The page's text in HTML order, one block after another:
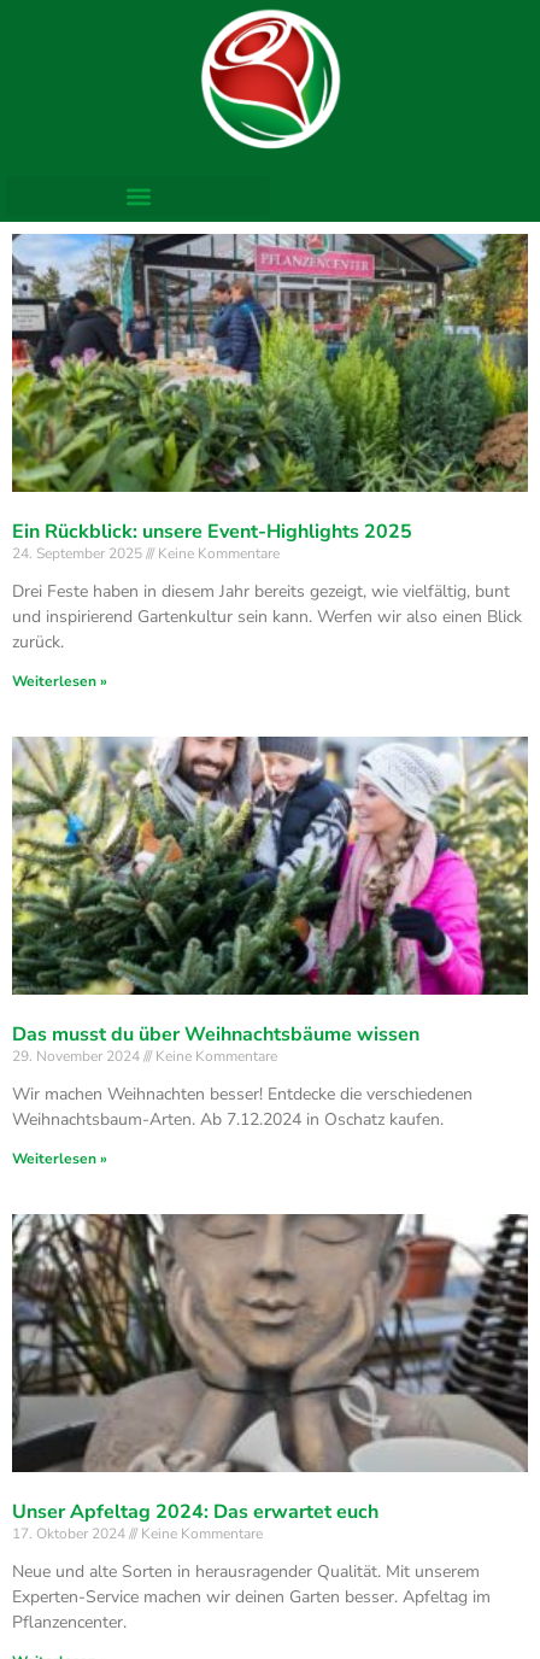
Ein Rückblick: unsere Event-Highlights 2025
24. September 2025 Keine Kommentare
Drei Feste haben in diesem Jahr bereits gezeigt, wie vielfältig, bunt
und inspirierend Gartenkultur sein kann. Werfen wir also einen Blick
zurück.
Weiterlesen »
Das musst du über Weihnachtsbäume wissen
29. November 2024 Keine Kommentare
Wir machen Weihnachten besser! Entdecke die verschiedenen
Weihnachtsbaum-Arten. Ab 7.12.2024 in Oschatz kaufen.
Weiterlesen »
Unser Apfeltag 2024: Das erwartet euch
17. Oktober 2024 Keine Kommentare
Neue und alte Sorten in herausragender Qualität. Mit unserem
Experten-Service machen wir deinen Garten besser. Apfeltag im
Pflanzencenter.